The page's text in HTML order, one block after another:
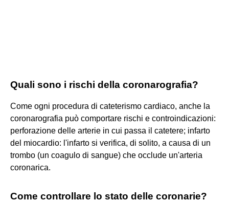
Quali sono i rischi della coronarografia?
Come ogni procedura di cateterismo cardiaco, anche la
coronarografia può comportare rischi e controindicazioni:
perforazione delle arterie in cui passa il catetere; infarto
del miocardio: l'infarto si verifica, di solito, a causa di un
trombo (un coagulo di sangue) che occlude un'arteria
coronarica.
Come controllare lo stato delle coronarie?